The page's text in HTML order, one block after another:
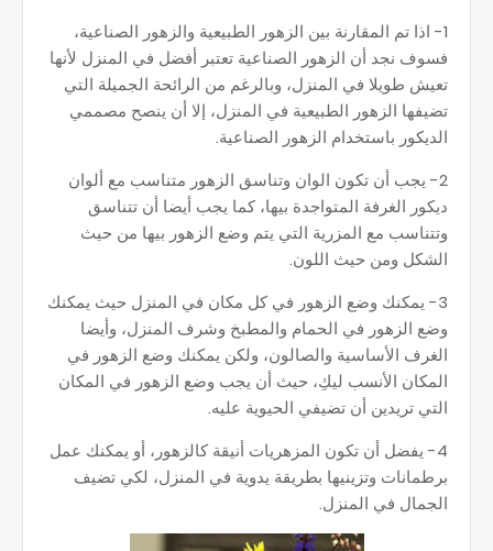
1- اذا تم المقارنة بين الزهور الطبيعية والزهور الصناعية،
فسوف نجد أن الزهور الصناعية تعتبر أفضل في المنزل لأنها
تعيش طويلا في المنزل، وبالرغم من الرائحة الجميلة التي
تضيفها الزهور الطبيعية في المنزل، إلا أن ينصح مصممي
الديكور باستخدام الزهور الصناعية.
2- يجب أن تكون الوان وتناسق الزهور متناسب مع ألوان
ديكور الغرفة المتواجدة بيها، كما يجب أيضا أن تتناسق
وتتناسب مع المزرية التي يتم وضع الزهور بيها من حيث
الشكل ومن حيث اللون.
3- يمكنك وضع الزهور في كل مكان في المنزل حيث يمكنك
وضع الزهور في الحمام والمطبخ وشرف المنزل، وأيضا
الغرف الأساسية والصالون، ولكن يمكنك وضع الزهور في
المكان الأنسب ليكِ، حيث أن يجب وضع الزهور في المكان
التي تريدين أن تضيفي الحيوية عليه.
4- يفضل أن تكون المزهريات أنيقة كالزهور، أو يمكنك عمل
برطمانات وتزينيها بطريقة يدوية في المنزل، لكي تضيف
الجمال في المنزل.